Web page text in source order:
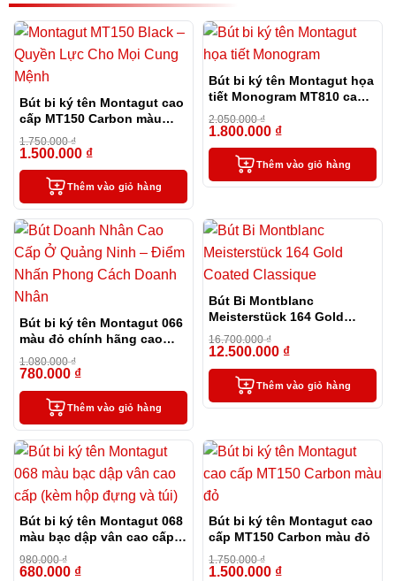
Bút bi ký tên Montagut cao
cấp MT150 Carbon màu
đen
1.750.000₫
1.500.000 ₫
Thêm vào giỏ hàng
Bút bi ký tên Montagut họa
tiết Monogram MT810 cao
cấp (màu đen)
2.050.000₫
1.800.000 ₫
Thêm vào giỏ hàng
Bút bi ký tên Montagut 066
màu đỏ chính hãng cao
cấp tặng kèm 2 ngòi thay
thế
1.080.000₫
780.000 ₫
Thêm vào giỏ hàng
Bút Bi Montblanc
Meisterstück 164 Gold
Coated Classique
16.700.000₫
12.500.000 ₫
Thêm vào giỏ hàng
Bút bi ký tên Montagut 068
màu bạc dập vân cao cấp
(kèm hộp đựng và túi)
980.000₫
680.000 ₫
Bút bi ký tên Montagut cao
cấp MT150 Carbon màu đỏ
1.750.000₫
1.500.000 ₫